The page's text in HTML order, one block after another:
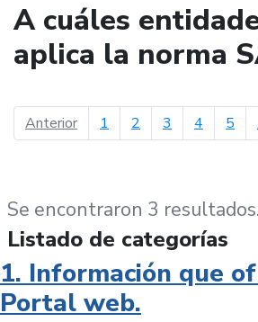
A cuáles
aplica la norma
Anteriorpágina anterior
1 2 3 4 5
Se encontraron 3 resultados.
Listado de categorías
1. Información que
Portal web.